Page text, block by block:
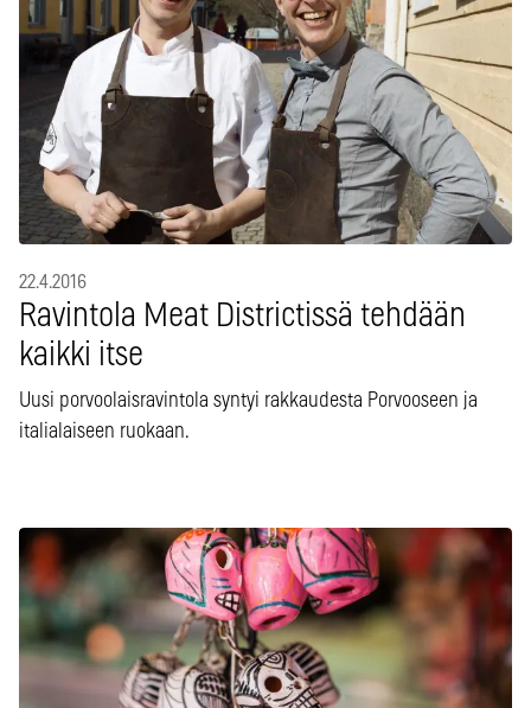
22.4.2016
Ravintola Meat Districtissä tehdään
kaikki itse
Uusi porvoolaisravintola syntyi rakkaudesta Porvooseen ja
italialaiseen ruokaan.